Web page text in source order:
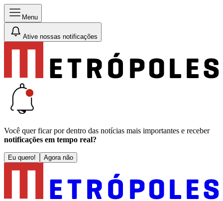
Menu
Ative nossas notificações
Você quer ficar por dentro das notícias mais importantes e receber
notificações em tempo real?
Eu quero! Agora não